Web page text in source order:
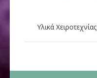
Υλικά Χειροτεχνίας